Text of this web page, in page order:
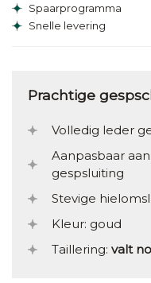
Spaarprogramma
Snelle levering
Prachtige
Volledig leder
Aanpasbaar
gespsluiting
Stevige
Kleur: goud
Taillering: valt